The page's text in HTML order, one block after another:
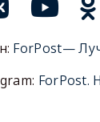
ForPost—
ForPost.